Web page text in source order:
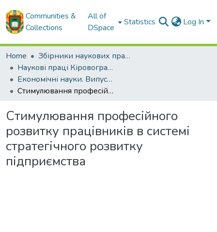
Communities &
Collections
All of
DSpace
Statistics Log In
Home
Збірники наукових праць ЦНТУ
Наукові праці Кіровоградського національного технічного університету. Економічні науки.
Економічні науки. Випуск 15. – 2009
Стимулювання професійного розвитку працівників в системі стратегічного розвитку підприємства
Стимулювання професійного
розвитку працівників в системі
стратегічного розвитку
підприємства